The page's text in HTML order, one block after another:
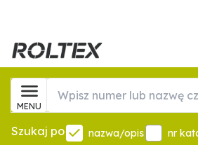
MENU
Szukaj po nazwa/opis nr